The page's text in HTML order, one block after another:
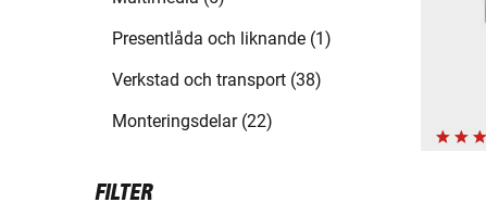
Presentlåda och liknande (1)
Verkstad och transport (38)
Monteringsdelar (22)
FILTER